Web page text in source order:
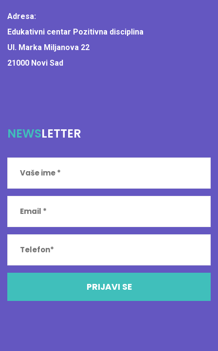
Adresa:
Edukativni centar Pozitivna disciplina
Ul. Marka Miljanova 22
21000 Novi Sad
NEWSLETTER